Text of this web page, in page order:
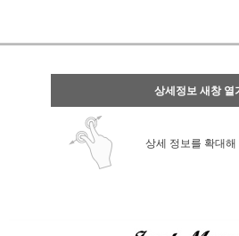
상세정보 새창 열
상세 정보를 확대